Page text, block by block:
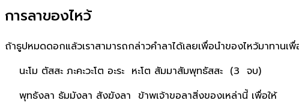
การลาของไหว้
ถ้าธูปหมดดอกแล้วเราสามารถกล่าวคำลาได้เลยเพื่อนำของไหว้มาทาน
นะโม ตัสสะ ภะคะวะโต อะระ หะโต สัมมาสัมพุทธัสสะ (3 จบ)
พุทธังลา ธัมมังลา สังฆังลา ข้าพเจ้าขอลาสิ่งของเหล่านี้ เพื่อให้